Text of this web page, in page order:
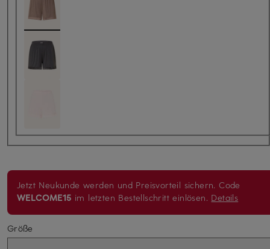
Jetzt Neukunde werden und Preisvorteil sichern. Code
WELCOME15 im letzten Bestellschritt einlösen. Details
Größe